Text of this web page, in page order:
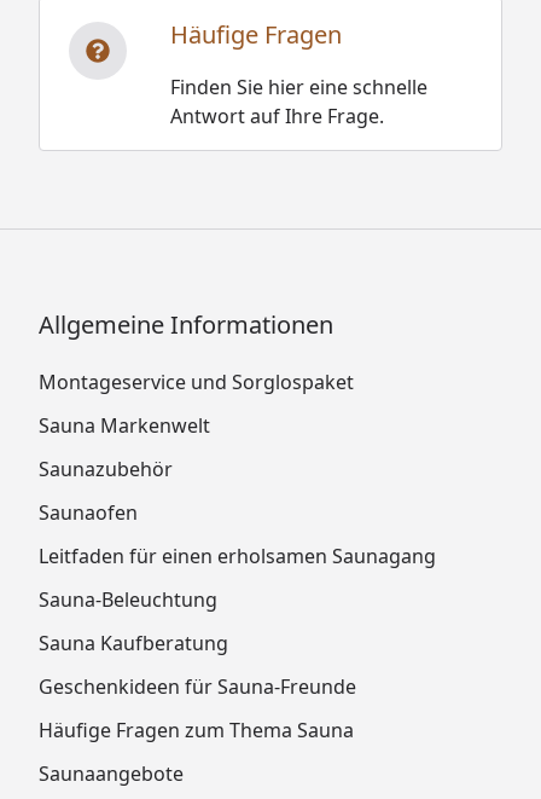
Häufige Fragen
Finden Sie hier eine schnelle
Antwort auf Ihre Frage.
Allgemeine Informationen
Montageservice und Sorglospaket
Sauna Markenwelt
Saunazubehör
Saunaofen
Leitfaden für einen erholsamen Saunagang
Sauna-Beleuchtung
Sauna Kaufberatung
Geschenkideen für Sauna-Freunde
Häufige Fragen zum Thema Sauna
Saunaangebote